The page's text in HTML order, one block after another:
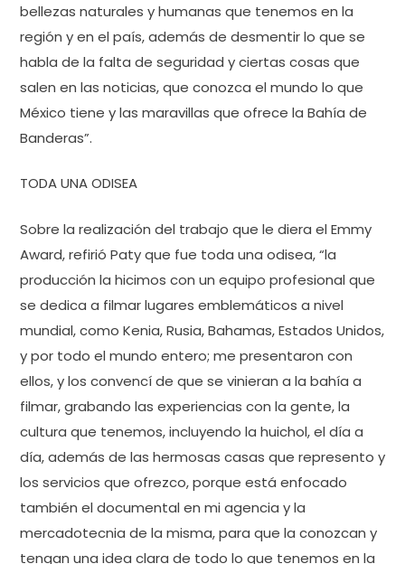
bellezas naturales y humanas que tenemos en la
región y en el país, además de desmentir lo que se
habla de la falta de seguridad y ciertas cosas que
salen en las noticias, que conozca el mundo lo que
México tiene y las maravillas que ofrece la Bahía de
Banderas”.
TODA UNA ODISEA
Sobre la realización del trabajo que le diera el Emmy
Award, refirió Paty que fue toda una odisea, “la
producción la hicimos con un equipo profesional que
se dedica a filmar lugares emblemáticos a nivel
mundial, como Kenia, Rusia, Bahamas, Estados Unidos,
y por todo el mundo entero; me presentaron con
ellos, y los convencí de que se vinieran a la bahía a
filmar, grabando las experiencias con la gente, la
cultura que tenemos, incluyendo la huichol, el día a
día, además de las hermosas casas que represento y
los servicios que ofrezco, porque está enfocado
también el documental en mi agencia y la
mercadotecnia de la misma, para que la conozcan y
tengan una idea clara de todo lo que tenemos en la